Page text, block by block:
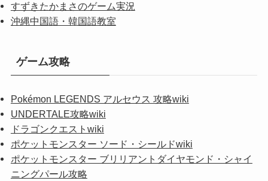
すずきたかまさのゲーム実況
沖縄中国語・韓国語教室
ゲーム攻略
Pokémon LEGENDS アルセウス 攻略wiki
UNDERTALE攻略wiki
ドラゴンクエストwiki
ポケットモンスター ソード・シールドwiki
ポケットモンスター ブリリアントダイヤモンド・シャイ
ニングパール攻略